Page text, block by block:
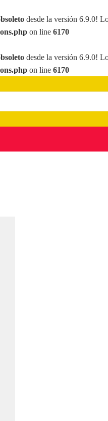
desde la versión 6.9.0!
on line 6170
desde la versión 6.9.0!
on line 6170